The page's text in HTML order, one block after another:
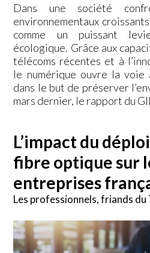
Dans une société
environnementaux
comme un puissant
écologique. Grâce aux
télécoms récentes et à
le numérique ouvre la voie
dans le but de préserver
mars dernier, le rapport du
L’impact du
fibre optique sur
entreprises
Les professionnels, friands